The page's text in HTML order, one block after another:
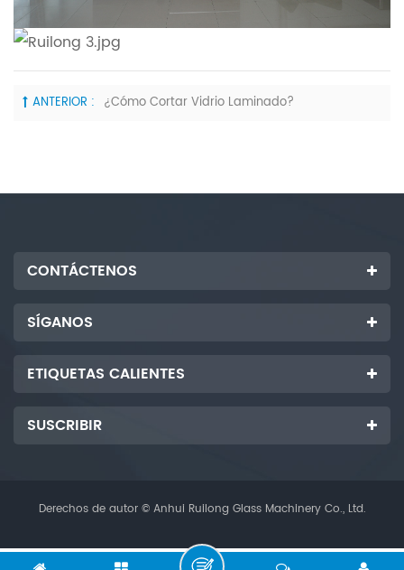
ANTERIOR : ¿Cómo Cortar Vidrio Laminado?
CONTÁCTENOS
SÍGANOS
ETIQUETAS CALIENTES
SUSCRIBIR
Derechos de autor © Anhui Ruilong Glass Machinery Co., Ltd.